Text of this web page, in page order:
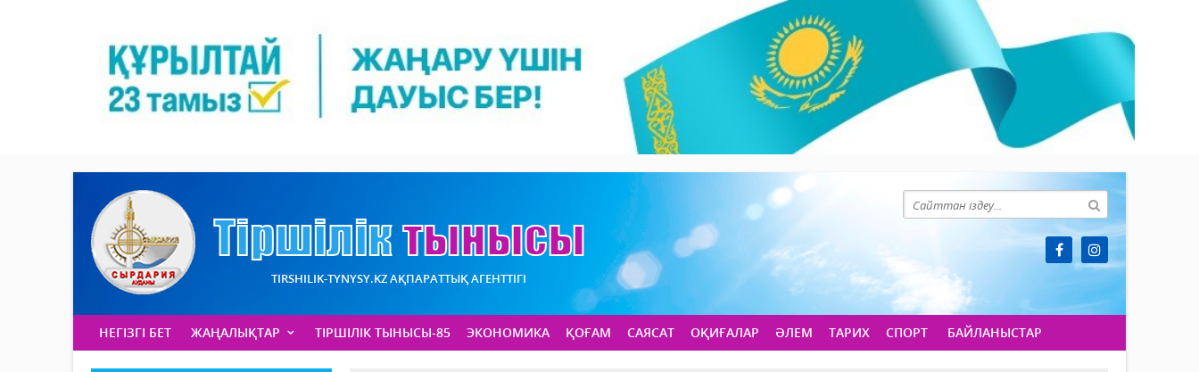
TIRSHILIK-TYNYSY.KZ АҚПАРАТТЫҚ АГЕНТТІГІ
НЕГІЗГІ БЕТ ЖАҢАЛЫҚТАР ТІРШІЛІК ТЫНЫСЫ-85 ЭКОНОМИКА ҚОҒАМ САЯСАТ ОҚИҒАЛАР ӘЛЕМ ТАРИХ СПОРТ БАЙЛАНЫСТАР